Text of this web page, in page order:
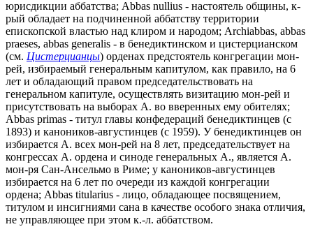
юрисдикции аббатства; Abbas nullius - настоятель общины, к-
рый обладает на подчиненной аббатству территории
епископской властью над клиром и народом; Archiabbas, аbbas
praeses, аbbas generalis - в бенедиктинском и цистерцианском
(см. Цистерцианцы) орденах предстоятель конгрегации мон-
рей, избираемый генеральным капитулом, как правило, на 6
лет и обладающий правом председательствовать на
генеральном капитуле, осуществлять визитацию мон-рей и
присутствовать на выборах А. во вверенных ему обителях;
Abbas primas - титул главы конфедераций бенедиктинцев (с
1893) и каноников-августинцев (с 1959). У бенедиктинцев он
избирается А. всех мон-рей на 8 лет, председательствует на
конгрессах А. ордена и синоде генеральных А., является А.
мон-ря Сан-Ансельмо в Риме; у каноников-августинцев
избирается на 6 лет по очереди из каждой конгрегации
ордена; Abbas titularius - лицо, обладающее посвящением,
титулом и инсигниями сана в качестве особого знака отличия,
не управляющее при этом к.-л. аббатством.